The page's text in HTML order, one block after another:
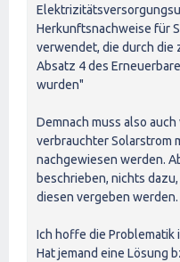
Herkunftsnachweise für
verwendet, die durch die
Absatz 4 des
wurden"
Demnach muss also
verbrauchter Solarstrom
nachgewiesen werden.
beschrieben, nichts
diesen vergeben werden.
Ich hoffe die
Hat jemand eine Lösung